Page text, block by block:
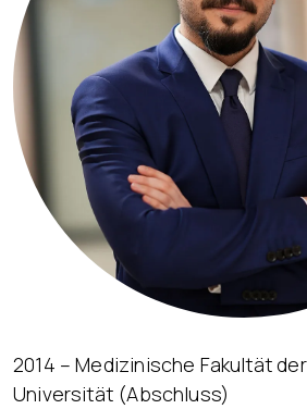
2014 – Medizinische Fakultät
Universität (Abschluss)